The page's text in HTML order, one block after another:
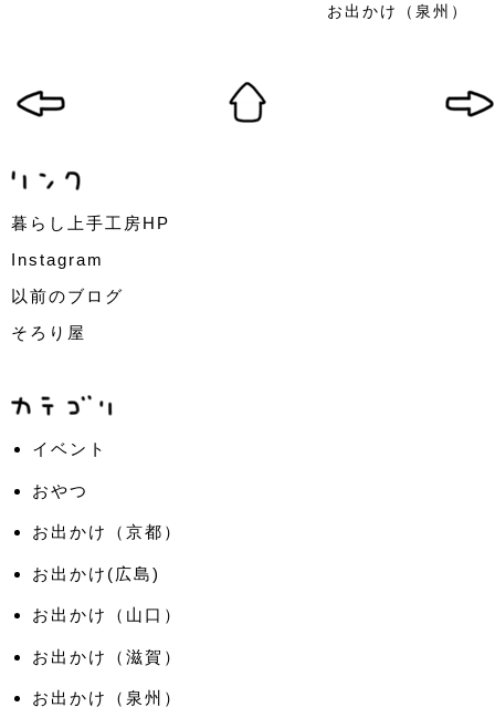
お出かけ（泉州）
暮らし上手工房HP
Instagram
以前のブログ
そろり屋
イベント
おやつ
お出かけ（京都）
お出かけ(広島)
お出かけ（山口）
お出かけ（滋賀）
お出かけ（泉州）